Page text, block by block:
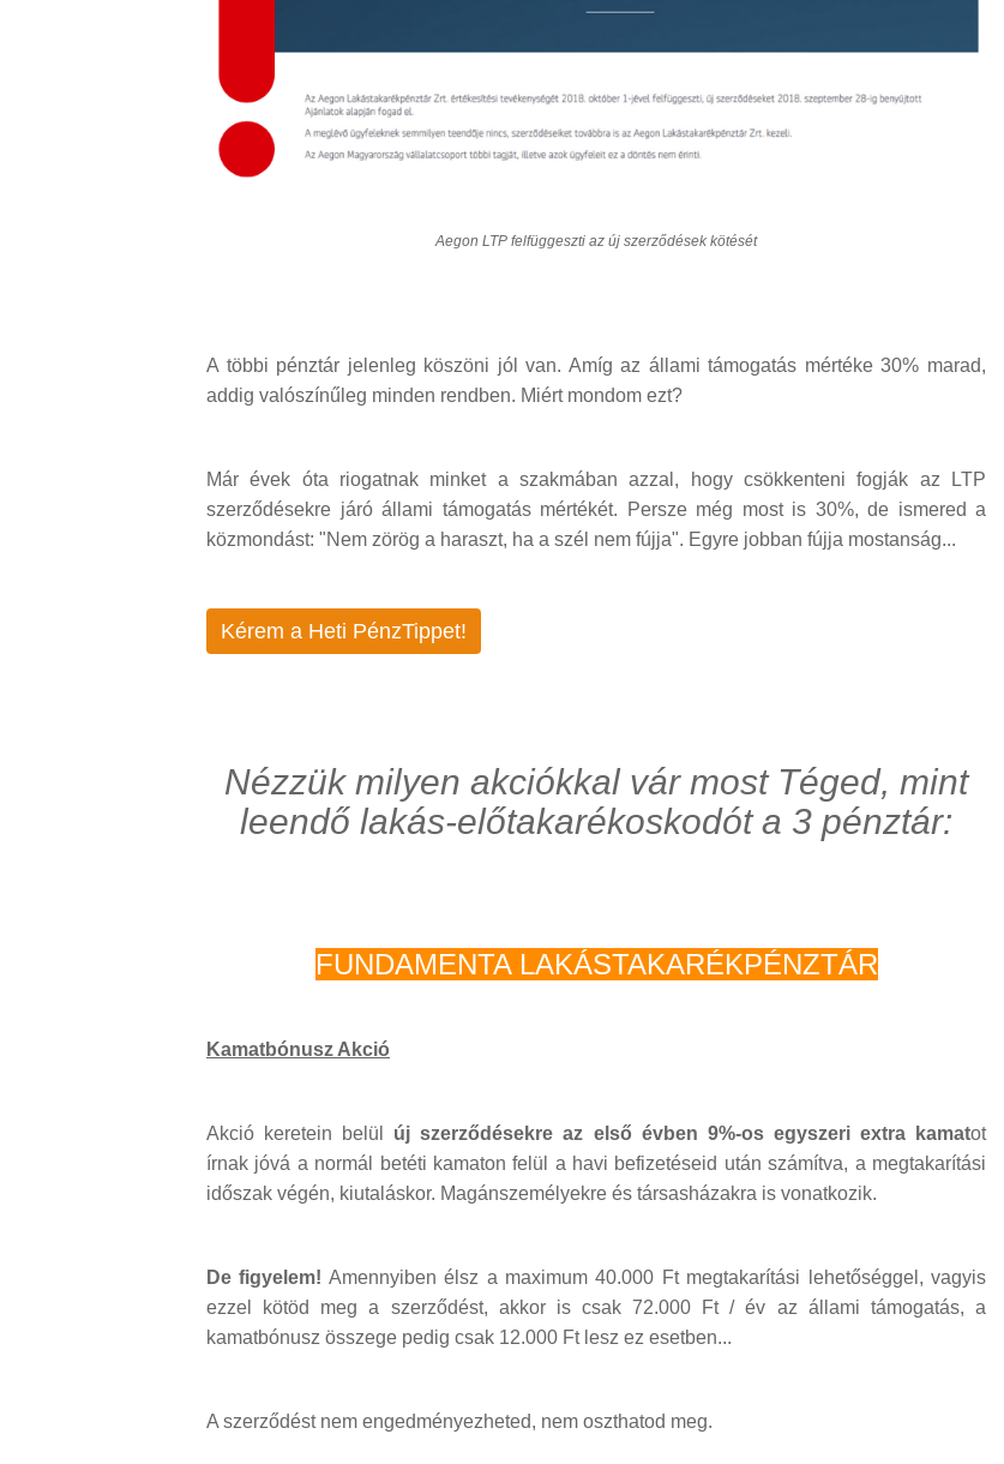
Aegon LTP felfüggeszti az új szerződések kötését
A többi pénztár jelenleg köszöni jól van. Amíg az állami támogatás mértéke 30% marad,
addig valószínűleg minden rendben. Miért mondom ezt?
Már évek óta riogatnak minket a szakmában azzal, hogy csökkenteni fogják az LTP
szerződésekre járó állami támogatás mértékét. Persze még most is 30%, de ismered a
közmondást: "Nem zörög a haraszt, ha a szél nem fújja". Egyre jobban fújja mostanság...
Kérem a Heti PénzTippet!
Nézzük milyen akciókkal vár most Téged, mint
leendő lakás-előtakarékoskodót a 3 pénztár:
FUNDAMENTA LAKÁSTAKARÉKPÉNZTÁR
Kamatbónusz Akció
Akció keretein belül új szerződésekre az első évben 9%-os egyszeri extra kamatot
írnak jóvá a normál betéti kamaton felül a havi befizetéseid után számítva, a megtakarítási
időszak végén, kiutaláskor. Magánszemélyekre és társasházakra is vonatkozik.
De figyelem! Amennyiben élsz a maximum 40.000 Ft megtakarítási lehetőséggel, vagyis
ezzel kötöd meg a szerződést, akkor is csak 72.000 Ft / év az állami támogatás, a
kamatbónusz összege pedig csak 12.000 Ft lesz ez esetben...
A szerződést nem engedményezheted, nem oszthatod meg.